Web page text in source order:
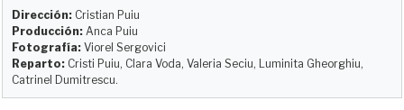
k
y
d
o
n
o
o
k
t
r
Dirección: Cristian Puiu
Producción: Anca Puiu
Fotografía: Viorel Sergovici
Reparto: Cristi Puiu, Clara Voda, Valeria Seciu, Luminita Gheorghiu,
Catrinel Dumitrescu.